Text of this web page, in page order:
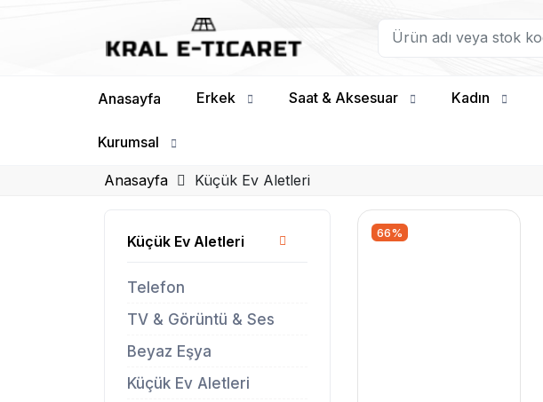
Anasayfa Erkek Saat & Aksesuar Kadın
Kurumsal
Anasayfa Küçük Ev Aletleri
Küçük Ev Aletleri
Telefon
TV & Görüntü & Ses
Beyaz Eşya
Küçük Ev Aletleri
66%